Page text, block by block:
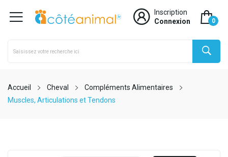
Inscription
Connexion
0
Accueil Cheval
Compléments Alimentaires
Muscles, Articulations et Tendons